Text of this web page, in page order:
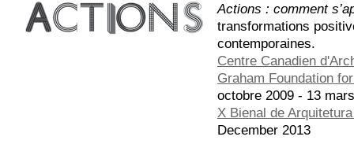
Actions : comment
transformations
contemporaines.
Centre Canadien
Graham Foundation
octobre 2009 - 13
X Bienal de
December 2013